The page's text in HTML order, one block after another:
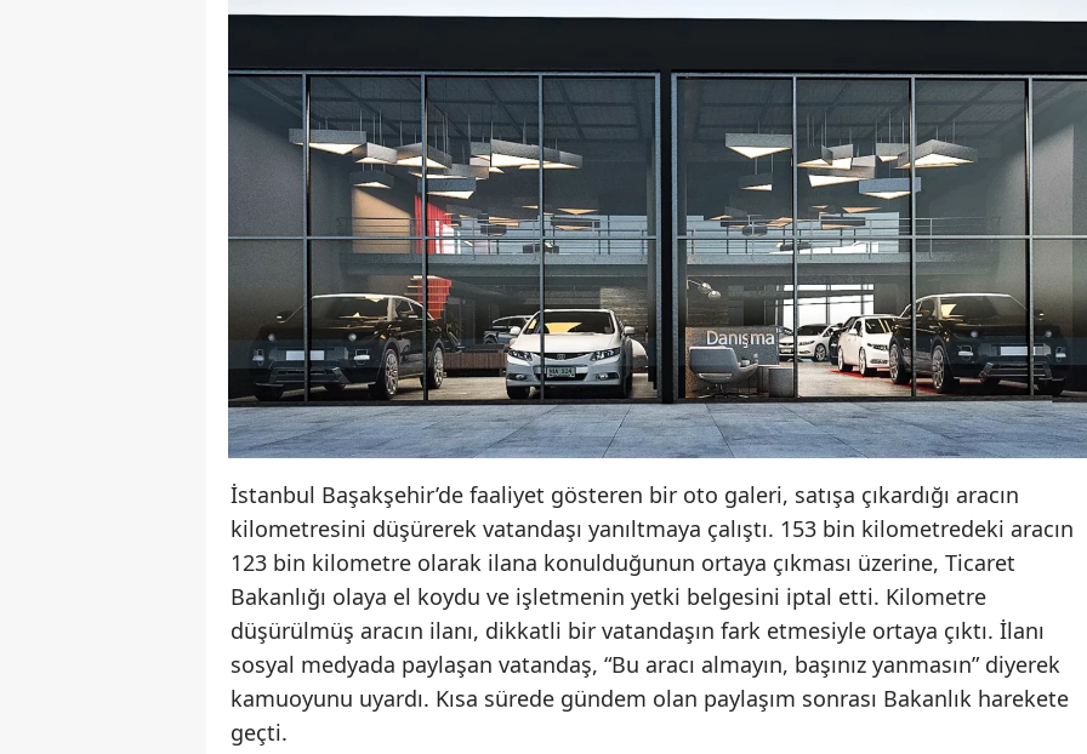
İstanbul Başakşehir’de faaliyet gösteren bir oto galeri, satışa çıkardığı aracın
kilometresini düşürerek vatandaşı yanıltmaya çalıştı. 153 bin kilometredeki aracın
123 bin kilometre olarak ilana konulduğunun ortaya çıkması üzerine, Ticaret
Bakanlığı olaya el koydu ve işletmenin yetki belgesini iptal etti. Kilometre
düşürülmüş aracın ilanı, dikkatli bir vatandaşın fark etmesiyle ortaya çıktı. İlanı
sosyal medyada paylaşan vatandaş, “Bu aracı almayın, başınız yanmasın” diyerek
kamuoyunu uyardı. Kısa sürede gündem olan paylaşım sonrası Bakanlık harekete
geçti.